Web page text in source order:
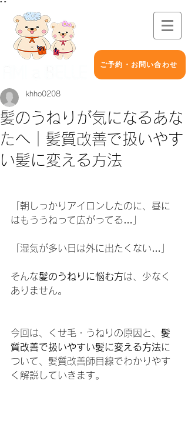
" "
ご予約・お問い合わせ
髪のうねりが気になるあな
たへ｜髪質改善で扱いやす
い髪に変える方法
khho0208
「朝しっかりアイロンしたのに、昼に
はもううねって広がってる…」
「湿気が多い日は外に出たくない…」
そんな髪のうねりに悩む方は、少なく
ありません。
今回は、くせ毛・うねりの原因と、 髪
質改善で扱いやすい髪に変える方法に
ついて、髪質改善師目線でわかりやす
く解説していきます。